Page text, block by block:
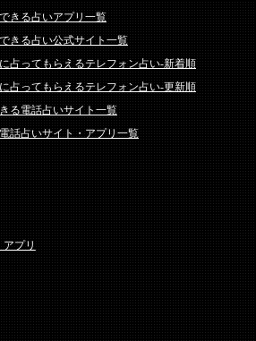
きる占いアプリ一覧
きる占い公式サイト一覧
占ってもらえるテレフォン占い-新着順
占ってもらえるテレフォン占い-更新順
る電話占いサイト一覧
話占いサイト・アプリ一覧
プリ